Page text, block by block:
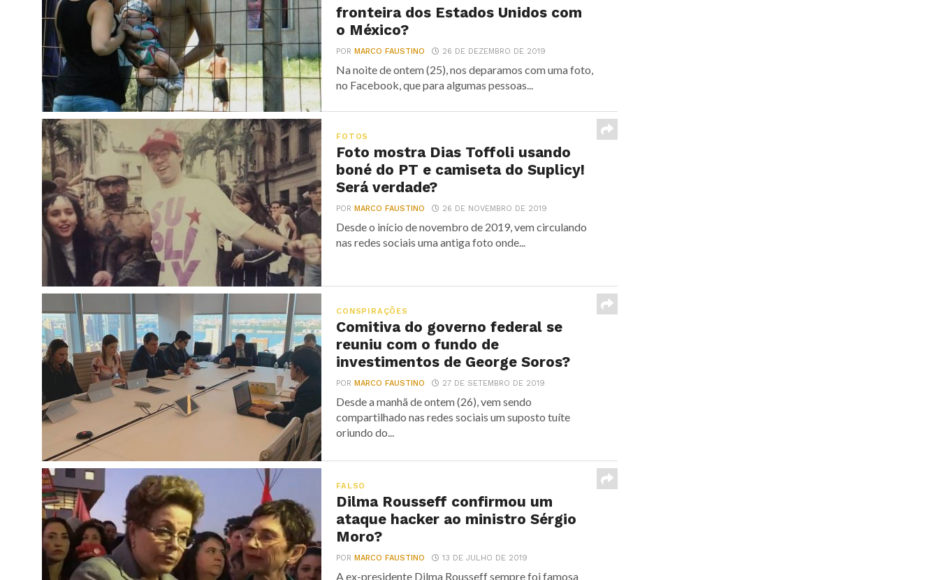
fronteira dos Estados Unidos com
o México?
PORMARCO FAUSTINO 26 DE DEZEMBRO DE 2019
Na noite de ontem (25), nos deparamos com uma foto,
no Facebook, que para algumas pessoas...
FOTOS
Foto mostra Dias Toffoli usando
boné do PT e camiseta do Suplicy!
Será verdade?
PORMARCO FAUSTINO 26 DE NOVEMBRO DE 2019
Desde o início de novembro de 2019, vem circulando
nas redes sociais uma antiga foto onde...
CONSPIRAÇÕES
Comitiva do governo federal se
reuniu com o fundo de
investimentos de George Soros?
PORMARCO FAUSTINO 27 DE SETEMBRO DE 2019
Desde a manhã de ontem (26), vem sendo
compartilhado nas redes sociais um suposto tuíte
oriundo do...
FALSO
Dilma Rousseff confirmou um
ataque hacker ao ministro Sérgio
Moro?
PORMARCO FAUSTINO 13 DE JULHO DE 2019
A ex-presidente Dilma Rousseff sempre foi famosa